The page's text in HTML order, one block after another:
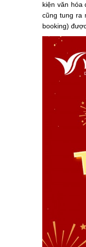
kiện văn hóa
cũng tung ra
booking)